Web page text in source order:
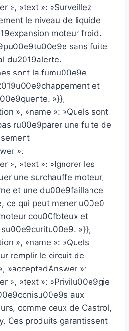
», »text »: »Surveillez
le niveau de liquide
moteur froid.
sans fuite
du2019alerte.
sont la fumu00e9e
et
»}},
», »name »: »Quels sont
ru00e9parer une fuite de
»:
», »text »: »Ignorer les
une surchauffe moteur,
et une du00e9faillance
ce qui peut mener u00e0
cou00fbteux et
»}},
», »name »: »Quels
remplir le circuit de
»acceptedAnswer »:
», »text »: »Privilu00e9gie
aux
comme ceux de Castrol,
Ces produits garantissent